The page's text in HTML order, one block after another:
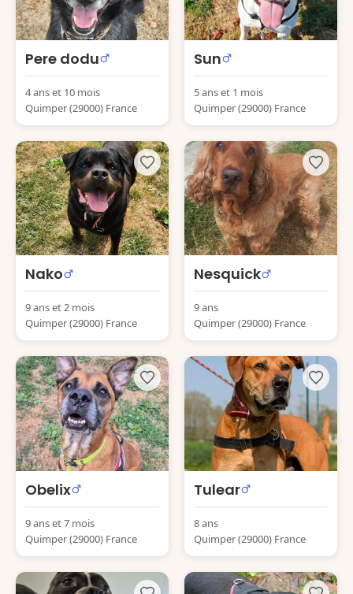
Pere dodu
4 ans et 10 mois
Quimper (29000) France
Sun
5 ans et 1 mois
Quimper (29000) France
Nako
9 ans et 2 mois
Quimper (29000) France
Nesquick
9 ans
Quimper (29000) France
Obelix
9 ans et 7 mois
Quimper (29000) France
Tulear
8 ans
Quimper (29000) France